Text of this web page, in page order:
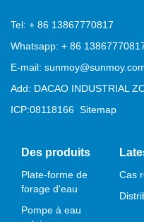
Tel: + 86 13867770817
Whatsapp: + 86
E-mail:
Add: DACAO INDUSTRIAL
ICP:08118166 Sitemap
Des produits
Plate-forme de
forage d'eau
Pompe à eau
Cas